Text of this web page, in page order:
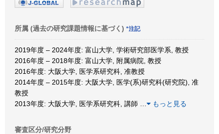
所属 (過去の研究課題情報に基づく) *注記
2019年度 – 2024年度: 富山大学, 学術研究部医学系, 教授
2016年度 – 2018年度: 富山大学, 附属病院, 教授
2016年度: 大阪大学, 医学系研究科, 准教授
2014年度 – 2015年度: 大阪大学, 医学(系)研究科(研究院), 准
教授
2013年度: 大阪大学, 医学系研究科, 講師
もっと見る
審査区分/研究分野